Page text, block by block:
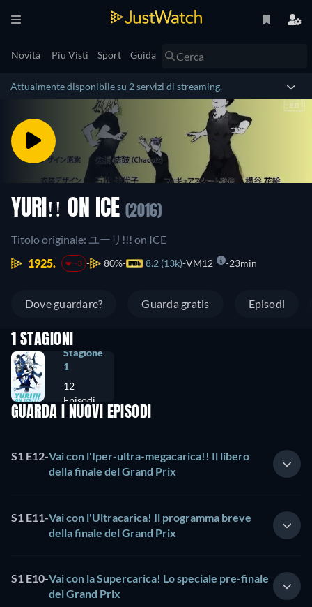
Novità Piu Visti Sport Guida
Attualmente disponibile su 2 servizi di streaming.
YURI!! ON ICE (2016)
Titolo originale: ユーリ!!! on ICE
1925.
-3 80% 8.2 (13k) VM12 23min
Dove guardare? Guarda gratis Episodi
1 STAGIONI
Stagione
1
12
Episodi
GUARDA I NUOVI EPISODI
S1 E12-Vai con l'Iper-ultra-megacarica!! Il libero
della finale del Grand Prix
S1 E11-Vai con l'Ultracarica! Il programma breve
della finale del Grand Prix
S1 E10-Vai con la Supercarica! Lo speciale pre-finale
del Grand Prix